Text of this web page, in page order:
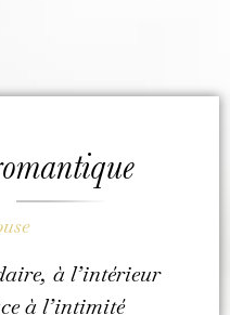
à l’intérieur
à l’intimité